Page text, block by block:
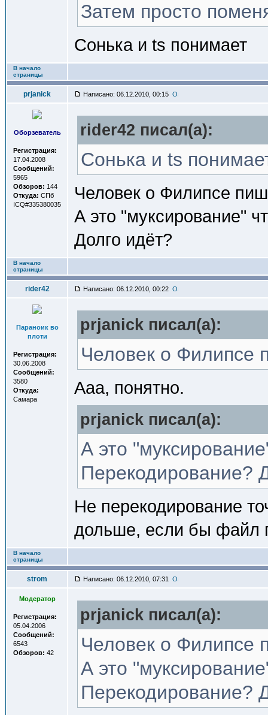
Затем просто
Сонька и ts понимает
В начало
страницы
prjanick Написано: 06.12.2010, 00:15
Оборзеватель
Регистрация:
17.04.2008
Сообщений:
5965
Обзоров: 144
Откуда: СПб
ICQ#335380035
rider42 писал(a):
Сонька и ts
Человек о Филипсе
А это "муксирование"
Долго идёт?
В начало
страницы
rider42 Написано: 06.12.2010, 00:22
Параноик во
плоти
Регистрация:
30.06.2008
Сообщений:
3580
Откуда:
Самара
prjanick писал(a):
Человек о Филипсе
Ааа, понятно.
prjanick писал(a):
А это
Перекодирование?
Не перекодирование
дольше, если бы файл
В начало
страницы
strom Написано: 06.12.2010, 07:31
Модератор
Регистрация:
05.04.2006
Сообщений:
6543
Обзоров: 42
prjanick писал(a):
Человек о Филипсе
А это
Перекодирование?